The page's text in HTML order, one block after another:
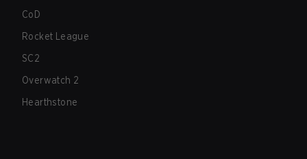
CoD
Rocket League
SC2
Overwatch 2
Hearthstone